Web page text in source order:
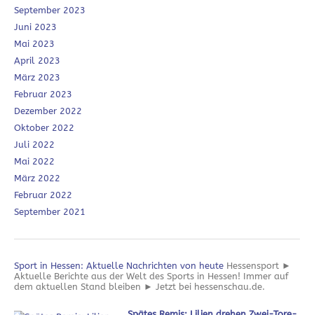
September 2023
Juni 2023
Mai 2023
April 2023
März 2023
Februar 2023
Dezember 2022
Oktober 2022
Juli 2022
Mai 2022
März 2022
Februar 2022
September 2021
Sport in Hessen: Aktuelle Nachrichten von heute Hessensport ►
Aktuelle Berichte aus der Welt des Sports in Hessen! Immer auf
dem aktuellen Stand bleiben ► Jetzt bei hessenschau.de.